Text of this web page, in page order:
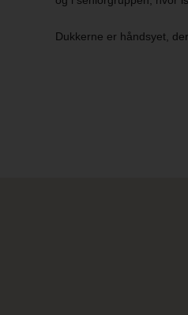
Dukkerne er håndsyet,